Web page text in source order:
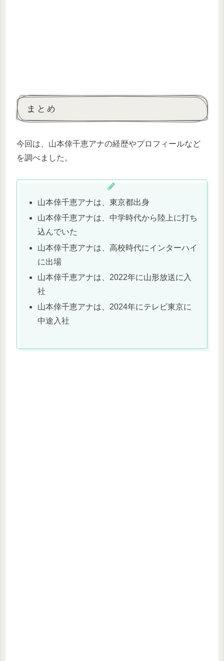
まとめ
今回は、山本倖千恵アナの経歴やプロフィールなど
を調べました。
山本倖千恵アナは、東京都出身
山本倖千恵アナは、中学時代から陸上に打ち
込んでいた
山本倖千恵アナは、高校時代にインターハイ
に出場
山本倖千恵アナは、2022年に山形放送に入
社
山本倖千恵アナは、2024年にテレビ東京に
中途入社